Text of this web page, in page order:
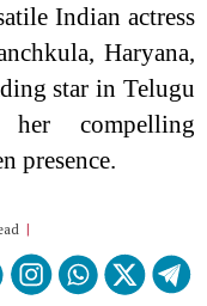
Indian actress
Haryana,
star in Telugu
compelling
presence.